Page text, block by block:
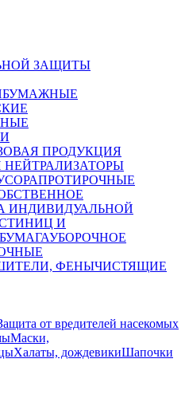
ЗАЩИТЫ
БУМАЖНЫЕ
ПРОДУКЦИЯ
ПРОТИРОЧНЫЕ
ИНДИВИДУАЛЬНОЙ
И
УБОРОЧНОЕ
ФЕНЫЧИСТЯЩИЕ
от вредителей насекомых
Маски,
Халаты, дождевикиШапочки